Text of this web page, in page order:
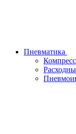
Пневматика